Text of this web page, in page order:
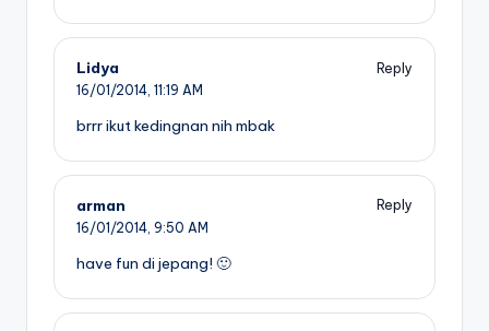
Lidya
Reply
16/01/2014, 11:19 AM
brrr ikut kedingnan nih mbak
arman
Reply
16/01/2014, 9:50 AM
have fun di jepang! 🙂